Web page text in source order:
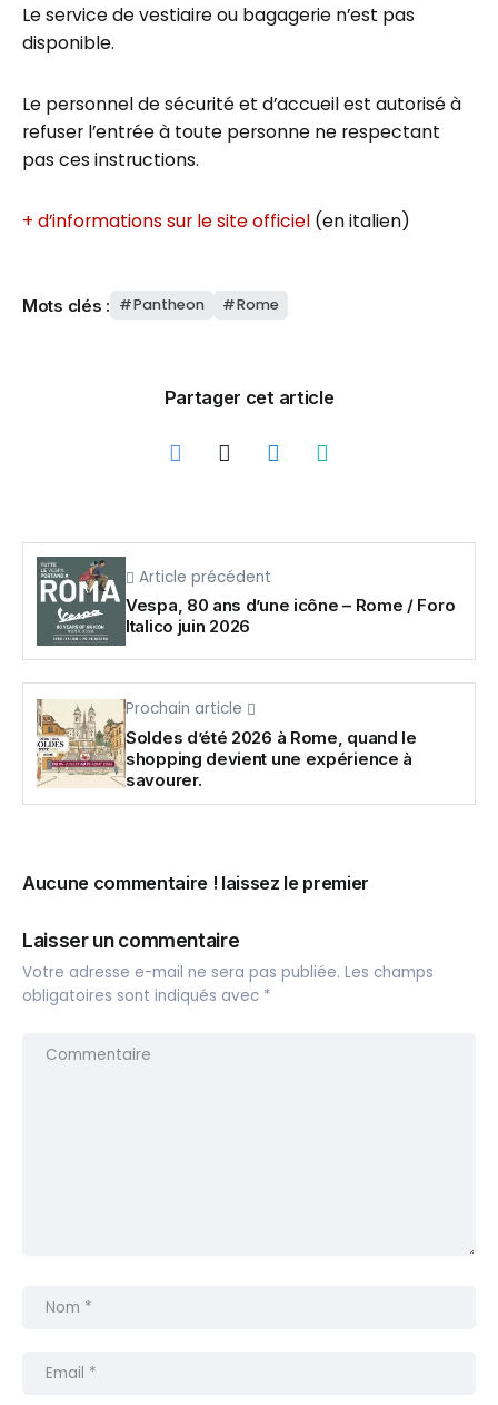
Le service de vestiaire ou bagagerie n’est pas
disponible.
Le personnel de sécurité et d’accueil est autorisé à
refuser l’entrée à toute personne ne respectant
pas ces instructions.
+ d’informations sur le site officiel (en italien)
Mots clés : Pantheon Rome
Partager cet article
Article précédent
Vespa, 80 ans d’une icône – Rome / Foro
Italico juin 2026
Prochain article
Soldes d’été 2026 à Rome, quand le
shopping devient une expérience à
savourer.
Aucune commentaire ! laissez le premier
Laisser un commentaire
Votre adresse e-mail ne sera pas publiée. Les champs
obligatoires sont indiqués avec *